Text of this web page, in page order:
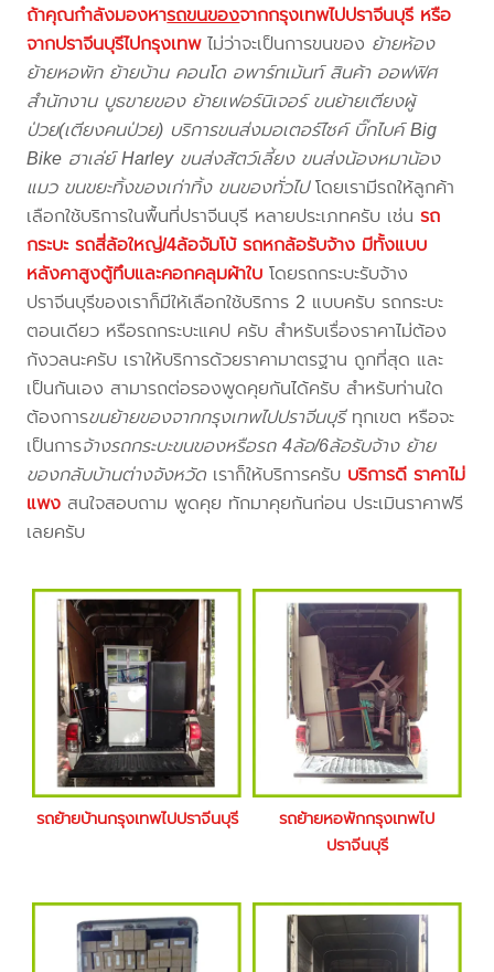
ถ้าคุณกำลังมองหารถขนของจากกรุงเทพไปปราจีนบุรี หรือ
จากปราจีนบุรีไปกรุงเทพไม่ว่าจะเป็นการขนของ ย้ายห้อง
ย้ายหอพัก ย้ายบ้าน คอนโด อพาร์ทเม้นท์ สินค้า ออฟฟิศ
สำนักงาน บูธขายของ ย้ายเฟอร์นิเจอร์ ขนย้ายเตียงผู้
ป่วย(เตียงคนป่วย) บริการขนส่งมอเตอร์ไซค์ บิ๊กไบค์ Big
Bike ฮาเล่ย์ Harley ขนส่งสัตว์เลี้ยง ขนส่งน้องหมาน้อง
แมว ขนขยะทิ้งของเก่าทิ้ง ขนของทั่วไปโดยเรามีรถให้ลูกค้า
เลือกใช้บริการในพื้นที่ปราจีนบุรี หลายประเภทครับ เช่นรถ
กระบะ รถสี่ล้อใหญ่/4ล้อจัมโบ้ รถหกล้อรับจ้าง มีทั้งแบบ
หลังคาสูงตู้ทึบและคอกคลุมผ้าใบ โดยรถกระบะรับจ้าง
ปราจีนบุรีของเราก็มีให้เลือกใช้บริการ 2 แบบครับ รถกระบะ
ตอนเดียว หรือรถกระบะแคป ครับ สำหรับเรื่องราคาไม่ต้อง
กังวลนะครับ เราให้บริการด้วยราคามาตรฐาน ถูกที่สุด และ
เป็นกันเอง สามารถต่อรองพูดคุยกันได้ครับ สำหรับท่านใด
ต้องการขนย้ายของจากกรุงเทพไปปราจีนบุรีทุกเขต หรือจะ
เป็นการจ้างรถกระบะขนของหรือรถ 4ล้อ/6ล้อรับจ้าง ย้าย
ของกลับบ้านต่างจังหวัด เราก็ให้บริการครับ บริการดี ราคาไม่
แพง สนใจสอบถาม พูดคุย ทักมาคุยกันก่อน ประเมินราคาฟรี
เลยครับ
รถย้ายบ้านกรุงเทพไปปราจีนบุรี
รถย้ายหอพักกรุงเทพไป
ปราจีนบุรี